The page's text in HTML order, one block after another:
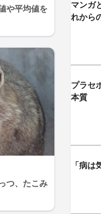
や平均値を
つ、たこみ
マンガ
れから
プラセ
本質
「病は